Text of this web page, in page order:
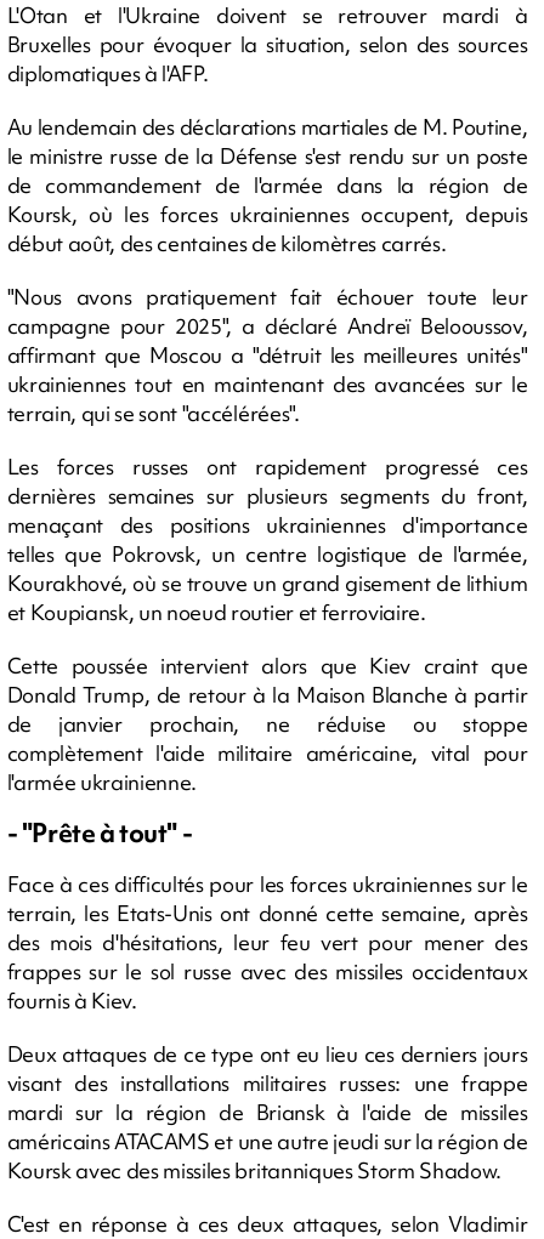
L'Otan et l'Ukraine doivent se retrouver mardi à
Bruxelles pour évoquer la situation, selon des sources
diplomatiques à l'AFP.
Au lendemain des déclarations martiales de M. Poutine,
le ministre russe de la Défense s'est rendu sur un poste
de commandement de l'armée dans la région de
Koursk, où les forces ukrainiennes occupent, depuis
début août, des centaines de kilomètres carrés.
"Nous avons pratiquement fait échouer toute leur
campagne pour 2025", a déclaré Andreï Belooussov,
affirmant que Moscou a "détruit les meilleures unités"
ukrainiennes tout en maintenant des avancées sur le
terrain, qui se sont "accélérées".
Les forces russes ont rapidement progressé ces
dernières semaines sur plusieurs segments du front,
menaçant des positions ukrainiennes d'importance
telles que Pokrovsk, un centre logistique de l'armée,
Kourakhové, où se trouve un grand gisement de lithium
et Koupiansk, un noeud routier et ferroviaire.
Cette poussée intervient alors que Kiev craint que
Donald Trump, de retour à la Maison Blanche à partir
de janvier prochain, ne réduise ou stoppe
complètement l'aide militaire américaine, vital pour
l'armée ukrainienne.
- "Prête à tout" -
Face à ces difficultés pour les forces ukrainiennes sur le
terrain, les Etats-Unis ont donné cette semaine, après
des mois d'hésitations, leur feu vert pour mener des
frappes sur le sol russe avec des missiles occidentaux
fournis à Kiev.
Deux attaques de ce type ont eu lieu ces derniers jours
visant des installations militaires russes: une frappe
mardi sur la région de Briansk à l'aide de missiles
américains ATACAMS et une autre jeudi sur la région de
Koursk avec des missiles britanniques Storm Shadow.
C'est en réponse à ces deux attaques, selon Vladimir